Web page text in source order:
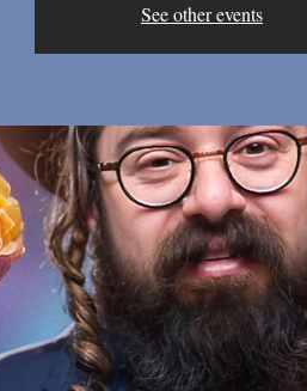
See other events